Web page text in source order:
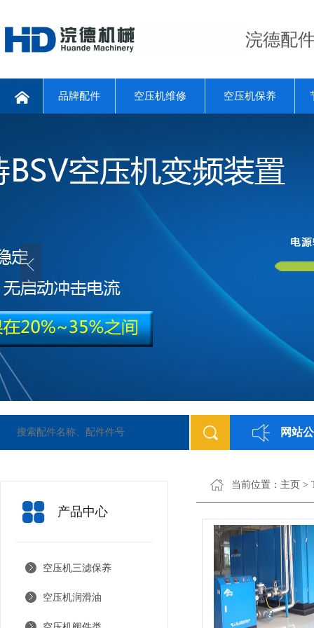
浣德配
品牌配件 空压机维修 空压机保养
网站
欢迎光临浣德配件网站！本站供应各类空气压缩机配件：博莱特空压机
产品中心
空压机三滤保养
空压机润滑油
当前位置： 主页 >